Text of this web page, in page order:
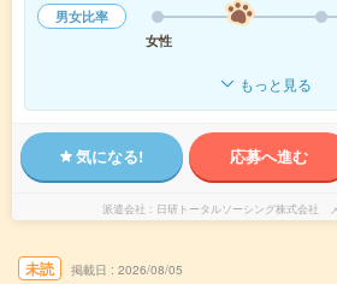
男女比率
女性
もっと見る
気になる! 応募へ進む
派遣会社 日研トータルソーシング株式会社
未読 掲載日 2026/08/05